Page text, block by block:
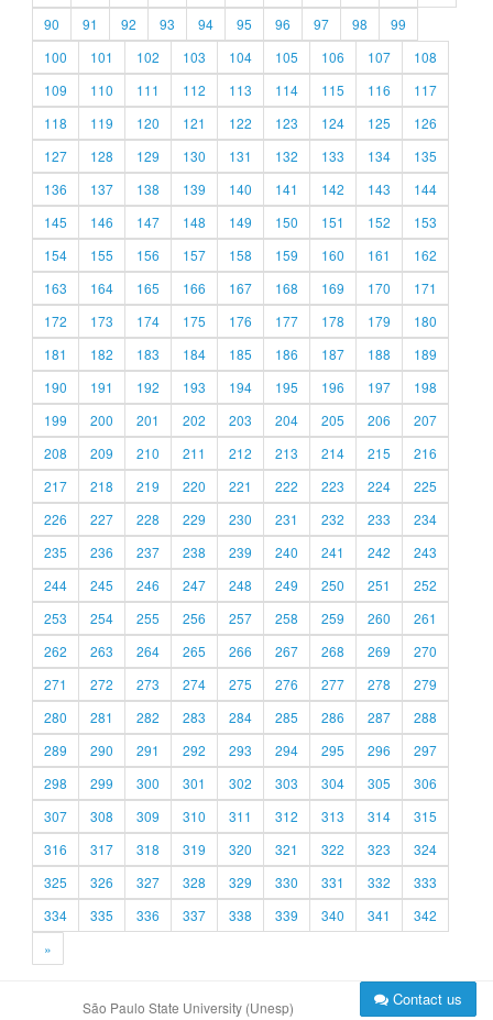
90
91 92 93 94 95 96 97 98
99
100
101 102 103 104 105 106 107
108
109
110 111 112 113 114 115 116
117
118
119 120 121 122 123 124 125
126
127
128 129 130 131 132 133 134
135
136
137 138 139 140 141 142 143
144
145
146 147 148 149 150 151 152
153
154
155 156 157 158 159 160 161
162
163
164 165 166 167 168 169 170
171
172
173 174 175 176 177 178 179
180
181
182 183 184 185 186 187 188
189
190
191 192 193 194 195 196 197
198
199
200 201 202 203 204 205 206
207
208
209 210 211 212 213 214 215
216
217
218 219 220 221 222 223 224
225
226
227 228 229 230 231 232 233
234
235
236 237 238 239 240 241 242
243
244
245 246 247 248 249 250 251
252
253
254 255 256 257 258 259 260
261
262
263 264 265 266 267 268 269
270
271
272 273 274 275 276 277 278
279
280
281 282 283 284 285 286 287
288
289
290 291 292 293 294 295 296
297
298
299 300 301 302 303 304 305
306
307
308 309 310 311 312 313 314
315
316
317 318 319 320 321 322 323
324
325
326 327 328 329 330 331 332
333
334
335 336 337 338 339 340 341
342
»
São Paulo State University (Unesp) Contact us